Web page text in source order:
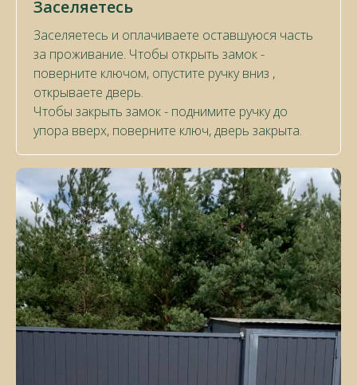
Заселяетесь
Заселяетесь и оплачиваете оставшуюся часть
за проживание. Чтобы открыть замок -
поверните ключом, опустите ручку вниз ,
открываете дверь.
Чтобы закрыть замок - поднимите ручку до
упора вверх, поверните ключ, дверь закрыта.